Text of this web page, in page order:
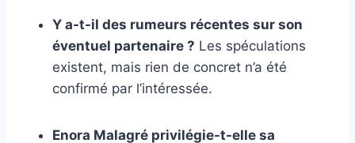
Y a-t-il des rumeurs récentes sur son
éventuel partenaire ? Les spéculations
existent, mais rien de concret n’a été
confirmé par l’intéressée.
Enora Malagré privilégie-t-elle sa